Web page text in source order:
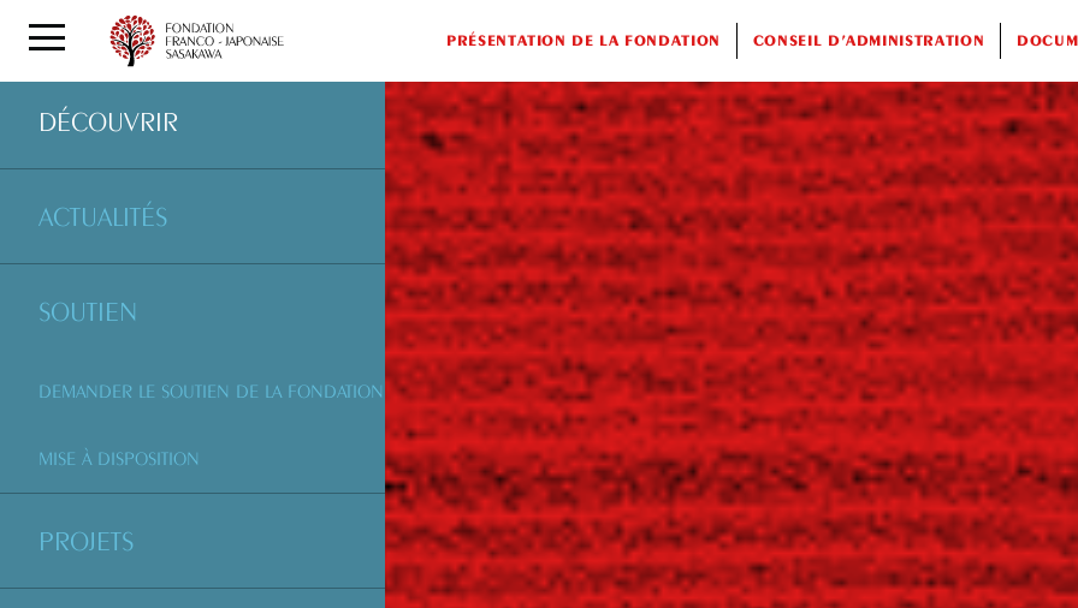
PRÉSENTATION DE LA FONDATION CONSEIL D’ADMINISTRATION
DÉCOUVRIR
ACTUALITÉS
SOUTIEN
DEMANDER LE SOUTIEN DE LA FONDATION
MISE À DISPOSITION
PROJETS